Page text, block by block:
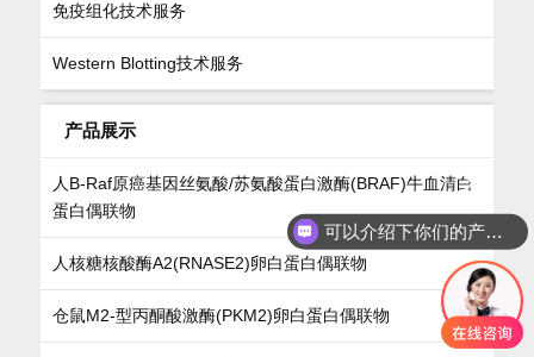
免疫组化技术服务
Western Blotting技术服务
产品展示
人B-Raf原癌基因丝氨酸/苏氨酸蛋白激酶(BRAF)牛血清白
蛋白偶联物
人核糖核酸酶A2(RNASE2)卵白蛋白偶联物
仓鼠M2-型丙酮酸激酶(PKM2)卵白蛋白偶联物
可以介绍下你们的产品么